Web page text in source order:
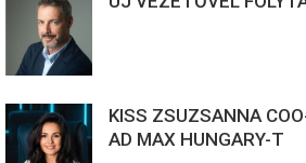
KISS ZSUZSANNA
AD MAX HUNGARY-T